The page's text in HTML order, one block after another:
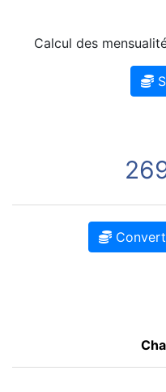
Calcul des